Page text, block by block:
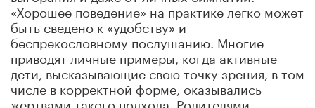
«Хорошее поведение» на практике легко может
быть сведено к «удобству» и
беспрекословному послушанию. Многие
приводят личные примеры, когда активные
дети, высказывающие свою точку зрения, в том
числе в корректной форме, оказывались
жертвами такого подхода. Родителями